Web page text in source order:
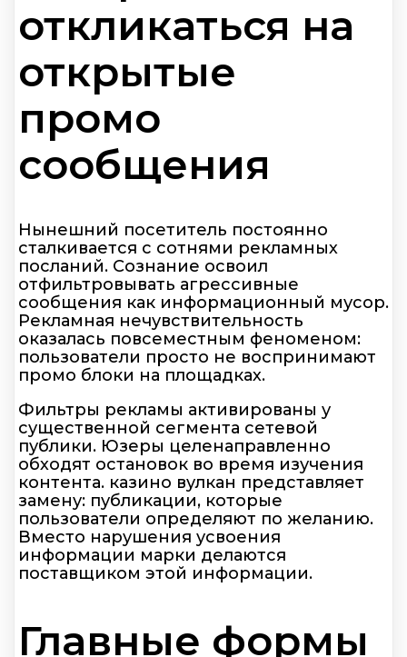
откликаться на
открытые
промо
сообщения
Нынешний посетитель постоянно
сталкивается с сотнями рекламных
посланий. Сознание освоил
отфильтровывать агрессивные
сообщения как информационный мусор.
Рекламная нечувствительность
оказалась повсеместным феноменом:
пользователи просто не воспринимают
промо блоки на площадках.
Фильтры рекламы активированы у
существенной сегмента сетевой
публики. Юзеры целенаправленно
обходят остановок во время изучения
контента. казино вулкан представляет
замену: публикации, которые
пользователи определяют по желанию.
Вместо нарушения усвоения
информации марки делаются
поставщиком этой информации.
Главные формы